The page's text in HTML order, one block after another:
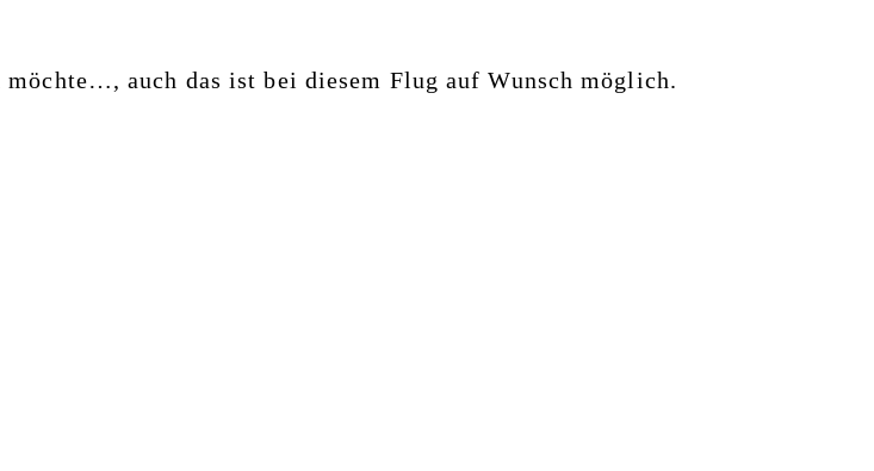
auch das ist bei diesem Flug auf Wunsch möglich.